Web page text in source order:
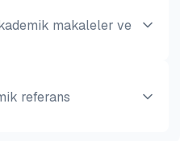
makaleler ve
referans